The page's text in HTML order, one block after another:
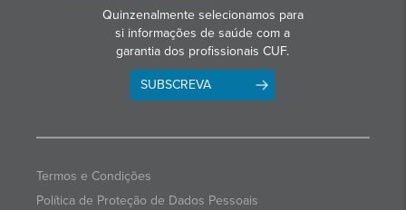
Quinzenalmente selecionamos para
si informações de saúde com a
garantia dos profissionais CUF.
SUBSCREVA
Termos e Condições
Política de Proteção de Dados Pessoais